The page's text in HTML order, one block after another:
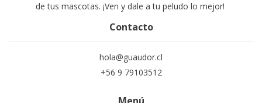
de tus mascotas. ¡Ven y dale a tu peludo lo mejor!
Contacto
hola@guaudor.cl
+56 9 79103512